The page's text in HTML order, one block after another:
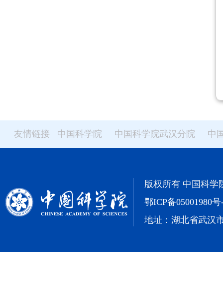
友情链接 中国科学院 中国科学院武汉分院 中
版权所有 中国科学
鄂ICP备05001980号
地址：湖北省武汉